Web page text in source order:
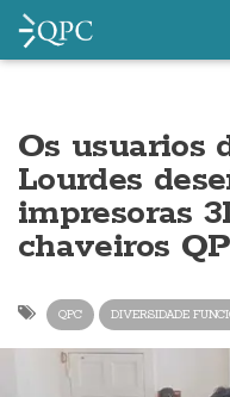
Os usuarios
Lourdes
impresoras
chaveiros
QPC DIVERSIDADE